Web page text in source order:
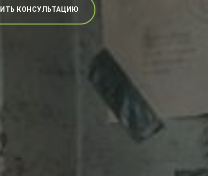
КОНСУЛЬТАЦИЮ